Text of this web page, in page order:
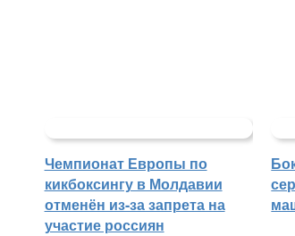
Чемпионат Европы по
кикбоксингу в Молдавии
отменён из-за запрета на
участие россиян